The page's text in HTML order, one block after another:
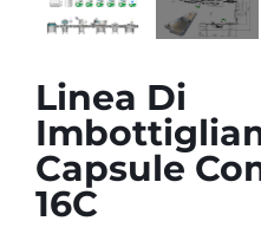
Linea Di
Capsule
16C